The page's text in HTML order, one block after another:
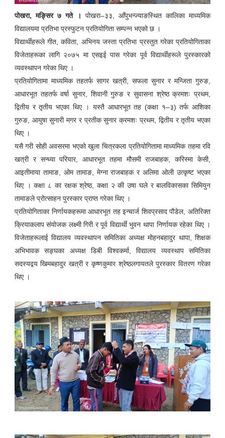
पोखरा, मङ्सिर ७ गते ।
पोखरा–३३, आँपुभन्ज्याङस्थित कालिका माध्यमिक
विद्यालयमा प्रतिभा प्रस्फुटन प्रतियोगिता सम्पन्न भएको छ ।
विद्यार्थीहरूले गीत, कविता, अभिनय जस्ता प्रतिभा प्रस्तुत गरेका प्रतियोगिताका
विजेताहरूका लागि २०७५ मा एसइई पास गरेका पूर्व विद्यार्थीहरूले पुरस्कारको
व्यवस्थापन गरेका थिए ।
प्रतियोगितामा माध्यमिक तहतर्फ सागर खत्री, सफला सुनार र मन्जिता गुरुङ,
आधारभूत तहतर्फ वर्षा सुनार, शिवानी गुरुङ र सुवासना श्रेष्ठ क्रमशः प्रथम,
द्वितीय र तृतीय भएका थिए । यस्तै आधारभूत तह (कक्षा १–३) तर्फ आशिका
गुरुङ, आयुषा सुनारी मगर र प्रतीक सुनार क्रमशः प्रथम, द्वितीय र तृतीय भएका
थिए ।
यसै गरी सोही अवसरमा भएको खुला चित्रकला प्रतियोगितामा माध्यमिक तहमा रवि
खत्री र सन्ध्या परियार, आधारभूत तहमा मौसमी राजबाहक, करिस्मा केसी,
आइतीमाया तामाङ, ओम तामाङ, मेग्ना राजबाहक र अलिमा ओली उत्कृष्ट भएका
थिए । कक्षा ८ का रक्षक श्रेष्ठ, कक्षा २ की उषा घले र बालविकासका सिमियुन
तामाङले प्रोत्साहन पुरस्कार प्राप्त गरेका थिए ।
प्रतियोगिताका निर्णायकहरूमा आधारभूत तह इन्चार्ज शिवप्रसाद पौडेल, अतिरिक्त
क्रियाकलाप संयोजक लक्ष्मी गिरी र पूर्व विद्यार्थी भुवन थापा निर्णायक रहेका थिए ।
विजेताहरूलाई विद्यालय व्यवस्थापन समितिका अध्यक्ष मोहनबहादुर थापा, शिक्षक
अभिभावक सङ्घका अध्यक्ष डिबी विश्वकर्मा, विद्यालय व्यवस्थाप समितिका
सदस्यद्वय खिमबहादुर खत्री र कृष्णकुमार श्रेष्ठलगायतले पुरस्कार वितरण गरेका
थिए ।